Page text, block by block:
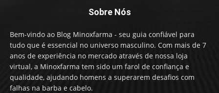
Sobre Nós
Bem-vindo ao Blog Minoxfarma - seu guia confiável para
tudo que é essencial no universo masculino. Com mais de 7
anos de experiência no mercado através de nossa loja
virtual, a Minoxfarma tem sido um farol de confiança e
qualidade, ajudando homens a superarem desafios com
falhas na barba e cabelo.